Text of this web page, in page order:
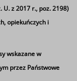
Logistyk z
U. z 2017 r., poz. 2198)
opiekuńczych i
wskazane w
przez Państwowe